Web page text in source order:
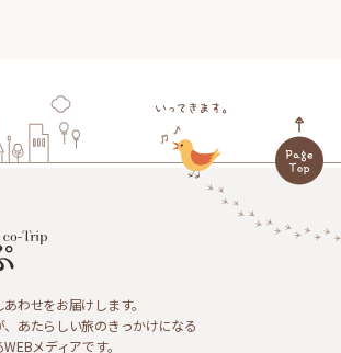
わせをお届けします。
あたらしい旅のきっかけになる
メディアです。